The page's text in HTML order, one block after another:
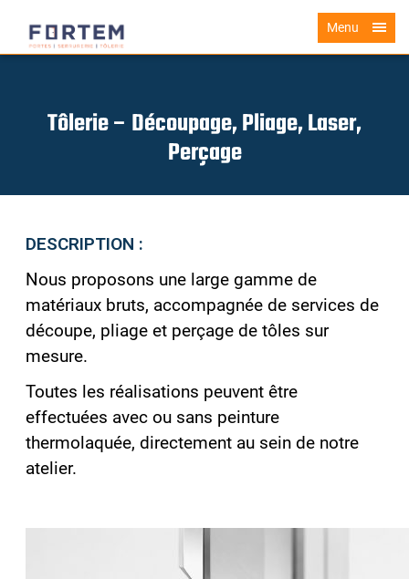
Menu
Tôlerie – Découpage, Pliage, Laser,
Perçage
DESCRIPTION :
Nous proposons une large gamme de
matériaux bruts, accompagnée de services de
découpe, pliage et perçage de tôles sur
mesure.
Toutes les réalisations peuvent être
effectuées avec ou sans peinture
thermolaquée, directement au sein de notre
atelier.